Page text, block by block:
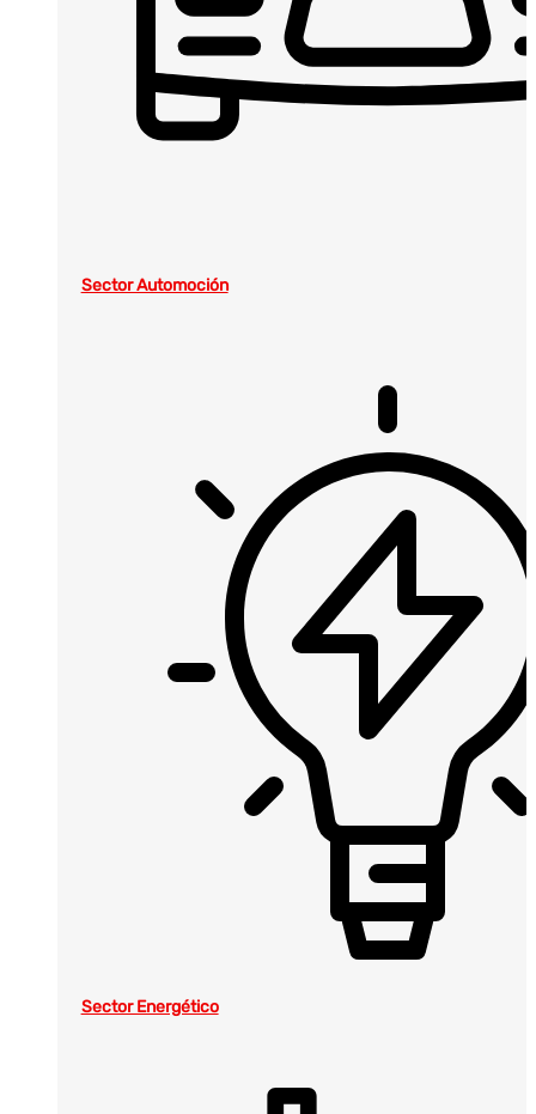
Sector Automoción
Sector Energético